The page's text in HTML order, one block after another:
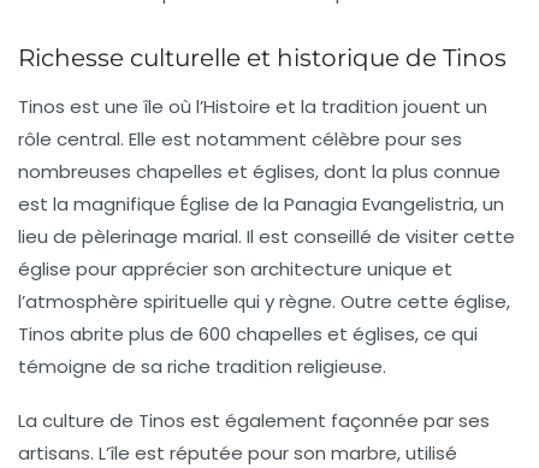
Richesse culturelle et historique de Tinos
Tinos est une île où l’Histoire et la tradition jouent un
rôle central. Elle est notamment célèbre pour ses
nombreuses chapelles et églises, dont la plus connue
est la magnifique Église de la Panagia Evangelistria, un
lieu de pèlerinage marial. Il est conseillé de visiter cette
église pour apprécier son architecture unique et
l’atmosphère spirituelle qui y règne. Outre cette église,
Tinos abrite plus de 600 chapelles et églises, ce qui
témoigne de sa riche tradition religieuse.
La culture de Tinos est également façonnée par ses
artisans. L’île est réputée pour son marbre, utilisé